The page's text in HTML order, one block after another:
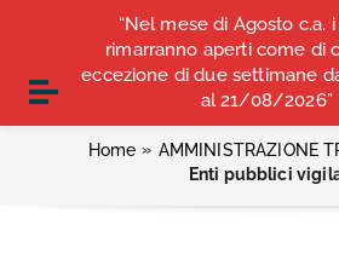
Vai ai contenuti
Vai al menu di navigazione
Vai al footer
COMUNICATI STAMPA
Attiva / disattiva la navigazione
Home » AMMINISTRAZIONE
Enti pubblici
“Nel mese di Agosto c.a.
rimarranno aperti come di
eccezione di due settimane
al 21/08/2026”